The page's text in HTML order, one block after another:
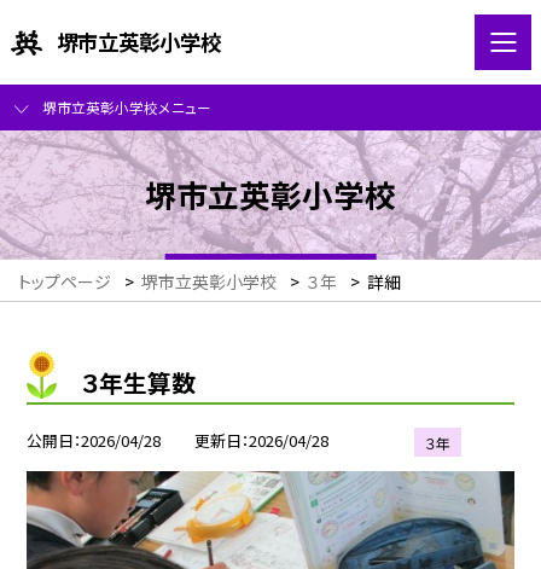
堺市立英彰小学校
堺市立英彰小学校メニュー
堺市立英彰小学校
トップページ > 堺市立英彰小学校 > ３年 > 詳細
３年生算数
公開日 2026/04/28 更新日 2026/04/28 ３年